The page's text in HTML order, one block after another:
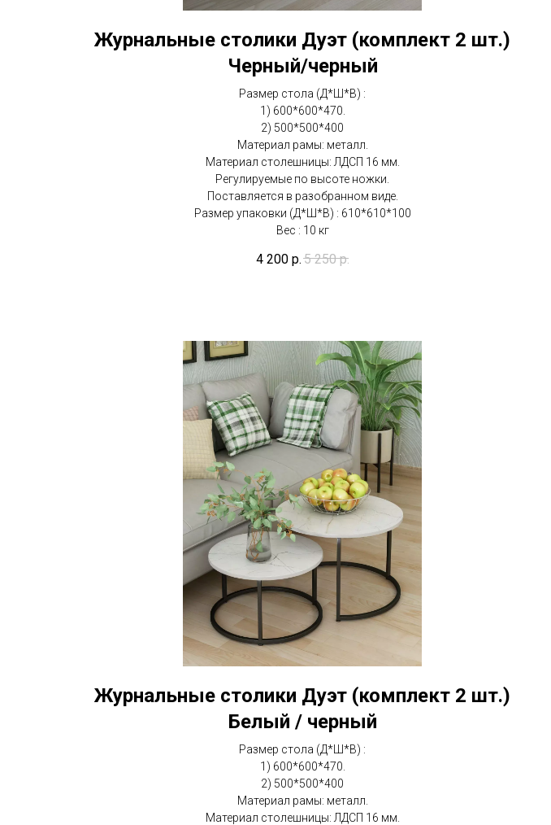
Журнальные столики Дуэт (комплект 2 шт.)
Черный/черный
Размер стола (Д*Ш*В) :
1) 600*600*470.
2) 500*500*400
Материал рамы: металл.
Материал столешницы: ЛДСП 16 мм.
Регулируемые по высоте ножки.
Поставляется в разобранном виде.
Размер упаковки (Д*Ш*В) : 610*610*100
Вес : 10 кг
4 200 р.5 250 р.
Журнальные столики Дуэт (комплект 2 шт.)
Белый / черный
Размер стола (Д*Ш*В) :
1) 600*600*470.
2) 500*500*400
Материал рамы: металл.
Материал столешницы: ЛДСП 16 мм.